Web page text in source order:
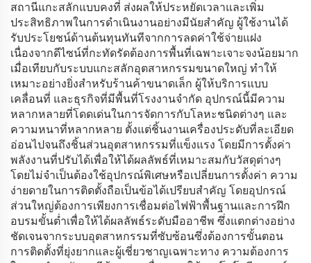
สถานีแกะสลักแบบคงที่ ส่งผลให้ประหยัดเวลาและเพิ่ม
ประสิทธิภาพในการดำเนินงานอย่างมีนัยสำคัญ ผู้ใช้งานได้
รับประโยชน์ด้านต้นทุนทันทีจากการลดค่าใช้จ่ายแฝง
เนื่องจากดีไซน์ที่กะทัดรัดต้องการพื้นที่เฉพาะเจาะจงน้อยมาก
เมื่อเทียบกับระบบแกะสลักอุตสาหกรรมขนาดใหญ่ ทำให้
เหมาะอย่างยิ่งสำหรับร้านค้าขนาดเล็ก ผู้ให้บริการแบบ
เคลื่อนที่ และธุรกิจที่มีพื้นที่โรงงานจำกัด อุปกรณ์นี้มีความ
หลากหลายที่โดดเด่นในการจัดการกับโลหะชนิดต่างๆ และ
ความหนาที่หลากหลาย ตั้งแต่ชิ้นงานเครื่องประดับที่ละเอียด
อ่อนไปจนถึงชิ้นส่วนอุตสาหกรรมที่แข็งแรง โดยมีการตั้งค่า
พลังงานที่ปรับได้เพื่อให้ได้ผลลัพธ์ที่เหมาะสมกับวัสดุต่างๆ
โดยไม่จำเป็นต้องใช้อุปกรณ์พิเศษหรือเปลี่ยนการตั้งค่า ความ
ง่ายดายในการติดตั้งถือเป็นข้อได้เปรียบสำคัญ โดยอุปกรณ์
ส่วนใหญ่ต้องการเพียงการเชื่อมต่อไฟฟ้าพื้นฐานและการฝึก
อบรมขั้นต่ำเพื่อให้ได้ผลลัพธ์ระดับมืออาชีพ ซึ่งแตกต่างอย่าง
ชัดเจนจากระบบอุตสาหกรรมที่ซับซ้อนซึ่งต้องการขั้นตอน
การติดตั้งที่ยุ่งยากและผู้เชี่ยวชาญเฉพาะทาง ความต้องการ